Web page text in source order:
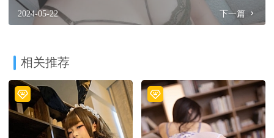
2024-05-22 下一篇
相关推荐